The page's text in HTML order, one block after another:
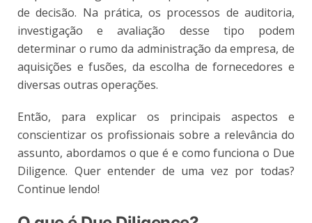
de decisão. Na prática, os processos de auditoria,
investigação e avaliação desse tipo podem
determinar o rumo da administração da empresa, de
aquisições e fusões, da escolha de fornecedores e
diversas outras operações.
Então, para explicar os principais aspectos e
conscientizar os profissionais sobre a relevância do
assunto, abordamos o que é e como funciona o Due
Diligence. Quer entender de uma vez por todas?
Continue lendo!